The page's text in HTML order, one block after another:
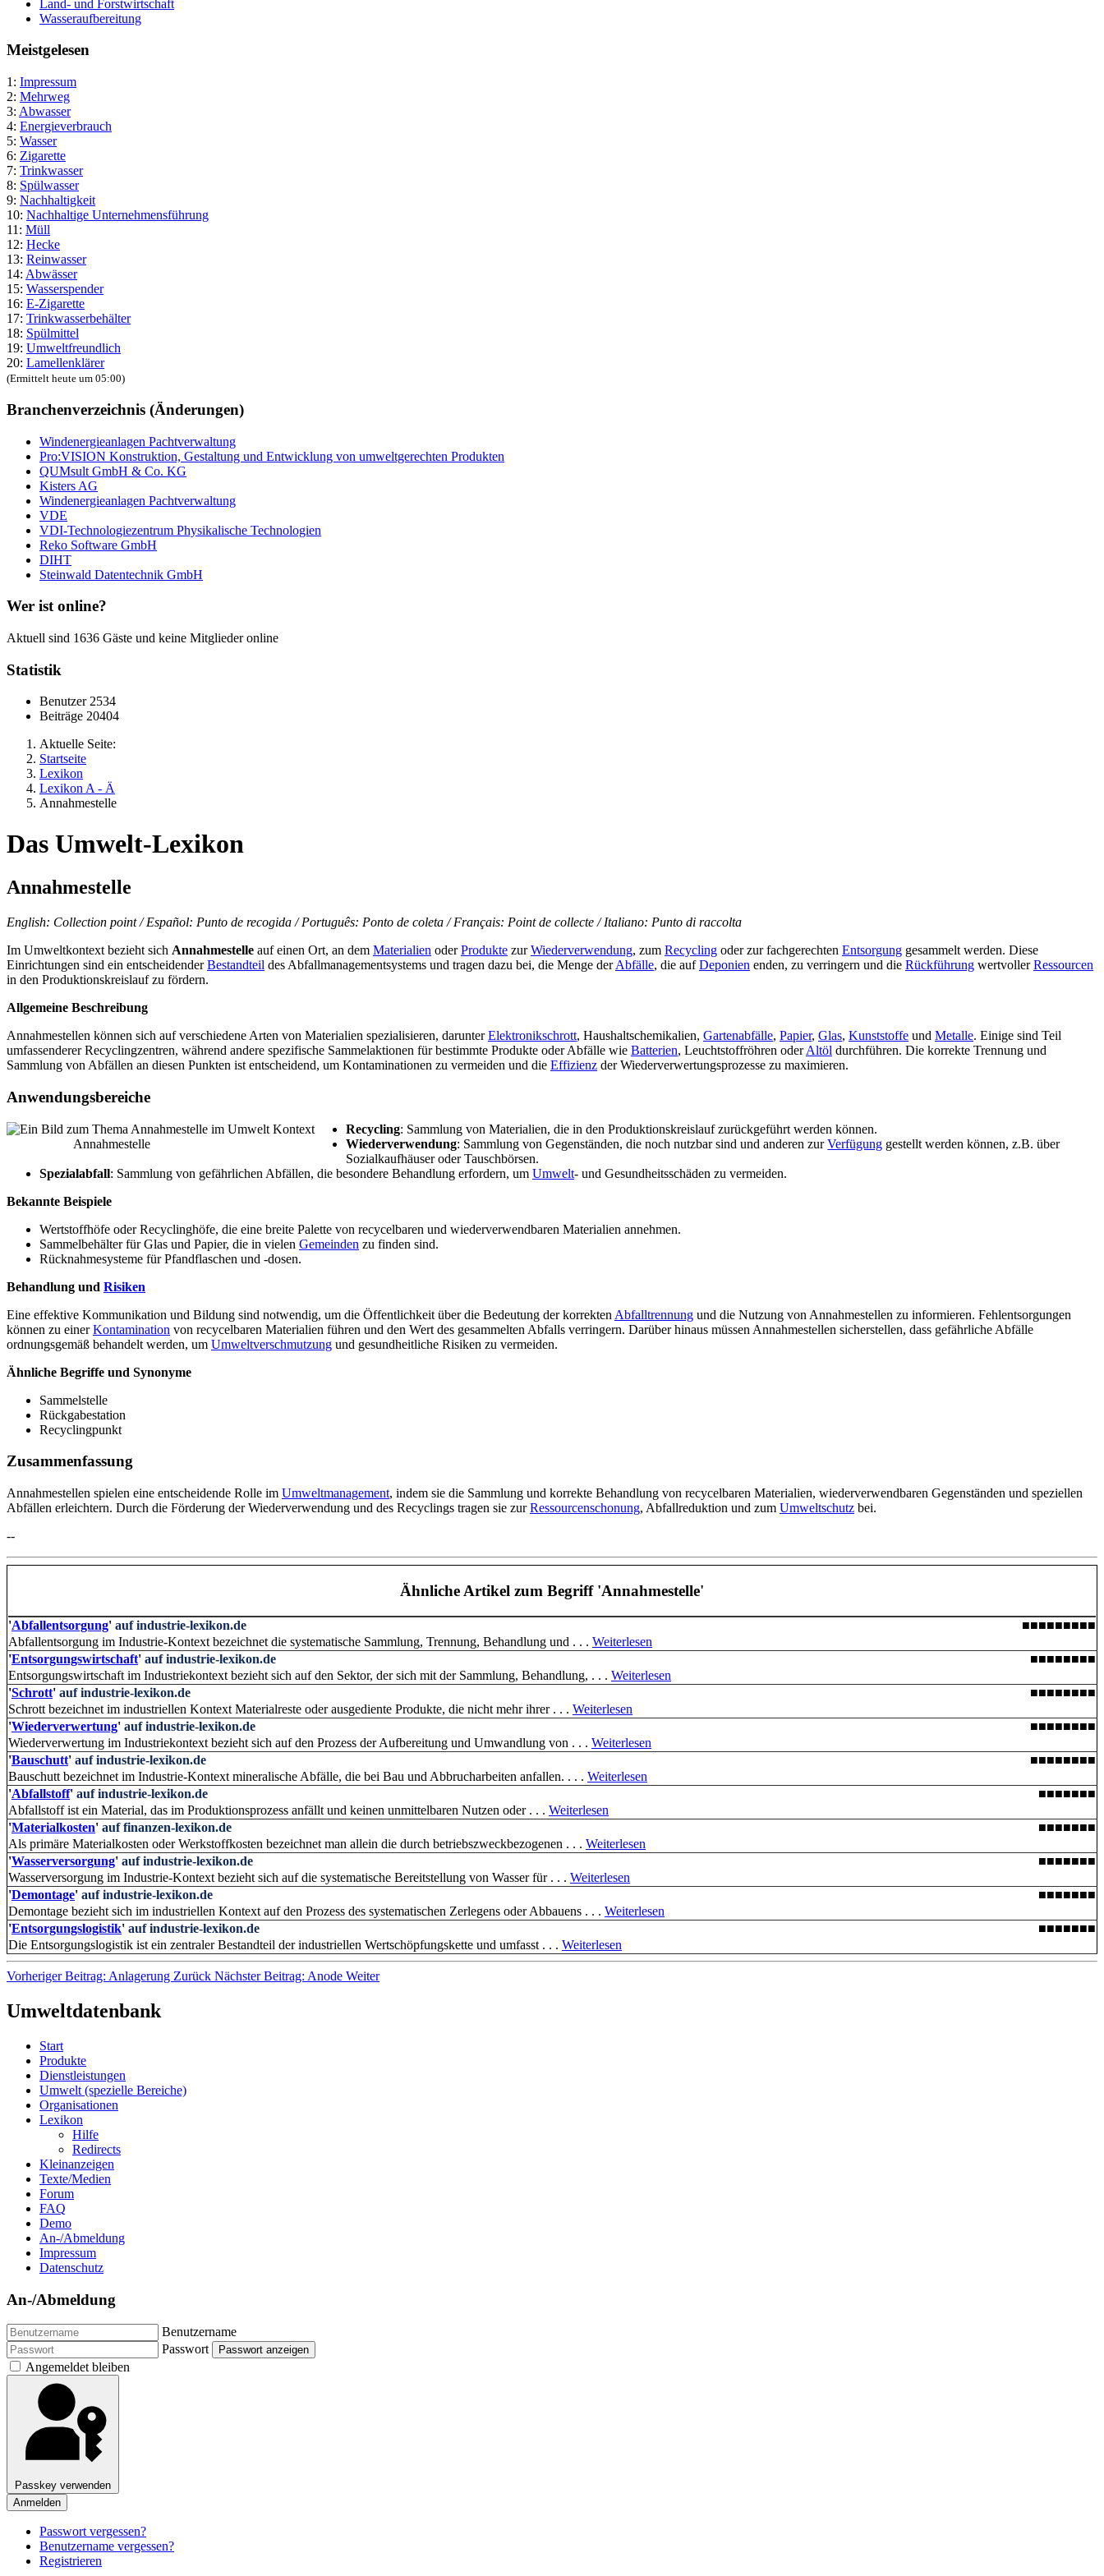
Land- und Forstwirtschaft
Wasseraufbereitung
Meistgelesen
1: Impressum
2: Mehrweg
3: Abwasser
4: Energieverbrauch
5: Wasser
6: Zigarette
7: Trinkwasser
8: Spülwasser
9: Nachhaltigkeit
10: Nachhaltige Unternehmensführung
11: Müll
12: Hecke
13: Reinwasser
14: Abwässer
15: Wasserspender
16: E-Zigarette
17: Trinkwasserbehälter
18: Spülmittel
19: Umweltfreundlich
20: Lamellenklärer
(Ermittelt heute um 05:00)
Branchenverzeichnis (Änderungen)
Windenergieanlagen Pachtverwaltung
Pro:VISION Konstruktion, Gestaltung und Entwicklung von umweltgerechten Produkten
QUMsult GmbH & Co. KG
Kisters AG
Windenergieanlagen Pachtverwaltung
VDE
VDI-Technologiezentrum Physikalische Technologien
Reko Software GmbH
DIHT
Steinwald Datentechnik GmbH
Wer ist online?
Aktuell sind 1636 Gäste und keine Mitglieder online
Statistik
Benutzer2534
Beiträge 20404
Aktuelle Seite:
Startseite
Lexikon
Lexikon A - Ä
Annahmestelle
Das Umwelt-Lexikon
Annahmestelle
English: Collection point / Español: Punto de recogida / Português: Ponto de coleta / Français: Point de collecte / Italiano: Punto di raccolta
Im Umweltkontext bezieht sich Annahmestelle auf einen Ort, an dem Materialien oderProdukte zurWiederverwendung, zum Recycling oder zur fachgerechten Entsorgung gesammelt werden. Diese
Einrichtungen sind ein entscheidenderBestandteil des Abfallmanagementsystems und tragen dazu bei, die Menge derAbfälle, die aufDeponien enden, zu verringern und die Rückführung wertvollerRessourcen
in den Produktionskreislauf zu fördern.
Allgemeine Beschreibung
Annahmestellen können sich auf verschiedene Arten von Materialien spezialisieren, darunterElektronikschrott, Haushaltschemikalien, Gartenabfälle, Papier, Glas, Kunststoffe und Metalle. Einige sind Teil
umfassenderer Recyclingzentren, während andere spezifische Sammelaktionen für bestimmte Produkte oder Abfälle wie Batterien, Leuchtstoffröhren oderAltöl durchführen. Die korrekte Trennung und
Sammlung von Abfällen an diesen Punkten ist entscheidend, um Kontaminationen zu vermeiden und die Effizienz der Wiederverwertungsprozesse zu maximieren.
Anwendungsbereiche
Annahmestelle
Recycling: Sammlung von Materialien, die in den Produktionskreislauf zurückgeführt werden können.
Wiederverwendung: Sammlung von Gegenständen, die noch nutzbar sind und anderen zurVerfügung gestellt werden können, z.B. über
Sozialkaufhäuser oder Tauschbörsen.
Spezialabfall: Sammlung von gefährlichen Abfällen, die besondere Behandlung erfordern, um Umwelt- und Gesundheitsschäden zu vermeiden.
Bekannte Beispiele
Wertstoffhöfe oder Recyclinghöfe, die eine breite Palette von recycelbaren und wiederverwendbaren Materialien annehmen.
Sammelbehälter für Glas und Papier, die in vielen Gemeinden zu finden sind.
Rücknahmesysteme für Pfandflaschen und -dosen.
Behandlung und Risiken
Eine effektive Kommunikation und Bildung sind notwendig, um die Öffentlichkeit über die Bedeutung der korrekten Abfalltrennung und die Nutzung von Annahmestellen zu informieren. Fehlentsorgungen
können zu einerKontamination von recycelbaren Materialien führen und den Wert des gesammelten Abfalls verringern. Darüber hinaus müssen Annahmestellen sicherstellen, dass gefährliche Abfälle
ordnungsgemäß behandelt werden, um Umweltverschmutzung und gesundheitliche Risiken zu vermeiden.
Ähnliche Begriffe und Synonyme
Sammelstelle
Rückgabestation
Recyclingpunkt
Zusammenfassung
Annahmestellen spielen eine entscheidende Rolle im Umweltmanagement, indem sie die Sammlung und korrekte Behandlung von recycelbaren Materialien, wiederverwendbaren Gegenständen und speziellen
Abfällen erleichtern. Durch die Förderung der Wiederverwendung und des Recyclings tragen sie zurRessourcenschonung, Abfallreduktion und zum Umweltschutz bei.
--
Ähnliche Artikel zum Begriff 'Annahmestelle'
'Abfallentsorgung' auf industrie-lexikon.de
■■■■■■■■■
Abfallentsorgung im Industrie-Kontext bezeichnet die systematische Sammlung, Trennung, Behandlung und . . . Weiterlesen
'Entsorgungswirtschaft' auf industrie-lexikon.de
■■■■■■■■
Entsorgungswirtschaft im Industriekontext bezieht sich auf den Sektor, der sich mit der Sammlung, Behandlung, . . . Weiterlesen
'Schrott' auf industrie-lexikon.de
■■■■■■■■
Schrott bezeichnet im industriellen Kontext Materialreste oder ausgediente Produkte, die nicht mehr ihrer . . . Weiterlesen
'Wiederverwertung' auf industrie-lexikon.de
■■■■■■■■
Wiederverwertung im Industriekontext bezieht sich auf den Prozess der Aufbereitung und Umwandlung von . . . Weiterlesen
'Bauschutt' auf industrie-lexikon.de
■■■■■■■■
Bauschutt bezeichnet im Industrie-Kontext mineralische Abfälle, die bei Bau und Abbrucharbeiten anfallen. . . . Weiterlesen
'Abfallstoff' auf industrie-lexikon.de
■■■■■■■
Abfallstoff ist ein Material, das im Produktionsprozess anfällt und keinen unmittelbaren Nutzen oder . . . Weiterlesen
'Materialkosten' auf finanzen-lexikon.de
■■■■■■■
Als primäre Materialkosten oder Werkstoffkosten bezeichnet man allein die durch betriebszweckbezogenen . . . Weiterlesen
'Wasserversorgung' auf industrie-lexikon.de
■■■■■■■
Wasserversorgung im Industrie-Kontext bezieht sich auf die systematische Bereitstellung von Wasser für . . . Weiterlesen
'Demontage' auf industrie-lexikon.de
■■■■■■■
Demontage bezieht sich im industriellen Kontext auf den Prozess des systematischen Zerlegens oder Abbauens . . . Weiterlesen
'Entsorgungslogistik' auf industrie-lexikon.de
■■■■■■■
Die Entsorgungslogistik ist ein zentraler Bestandteil der industriellen Wertschöpfungskette und umfasst . . . Weiterlesen
Vorheriger Beitrag: Anlagerung Zurück Nächster Beitrag: Anode Weiter
Umweltdatenbank
Start
Produkte
Dienstleistungen
Umwelt (spezielle Bereiche)
Organisationen
Lexikon
Hilfe
Redirects
Kleinanzeigen
Texte/Medien
Forum
FAQ
Demo
An-/Abmeldung
Impressum
Datenschutz
An-/Abmeldung
Benutzername
Passwort
Passwort anzeigen
Angemeldet bleiben
Passkey verwenden
Anmelden
Passwort vergessen?
Benutzername vergessen?
Registrieren